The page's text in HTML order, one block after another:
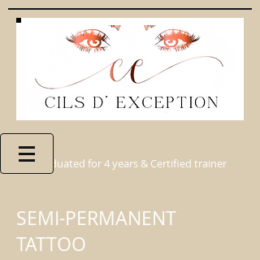
Graduated for 4 years & Certified trainer
SEMI-PERMANENT
TATTOO